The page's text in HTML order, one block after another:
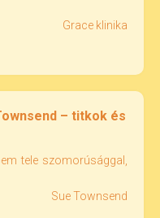
Grace klinika
– titkok és
tele szomorúsággal,
Sue Townsend